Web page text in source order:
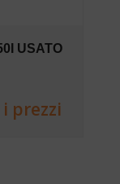
USATO
prezzi